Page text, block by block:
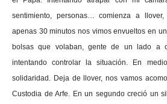
sentimiento, personas… comienza a
apenas 30 minutos nos vimos envueltos en
bolsas que volaban, gente de un lado a
intentando controlar la situación. En
solidaridad. Deja de llover, nos vamos
Custodia de Arfe. En un segundo creció un